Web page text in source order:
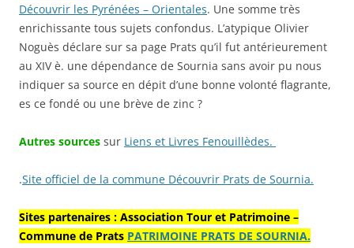
Découvrir les Pyrénées – Orientales. Une somme très
enrichissante tous sujets confondus. L’atypique Olivier
Noguès déclare sur sa page Prats qu’il fut antérieurement
au XIV è. une dépendance de Sournia sans avoir pu nous
indiquer sa source en dépit d’une bonne volonté flagrante,
es ce fondé ou une brève de zinc ?
Autres sources sur Liens et Livres Fenouillèdes.
.Site officiel de la commune Découvrir Prats de Sournia.
Sites partenaires : Association Tour et Patrimoine –
Commune de Prats PATRIMOINE PRATS DE SOURNIA.